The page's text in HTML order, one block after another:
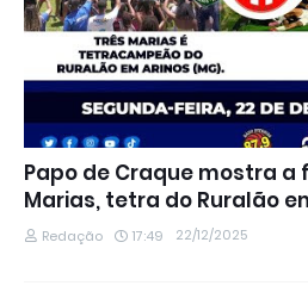
Papo de Craque mostra a
Marias, tetra do Ruralão
Redação 17:49 22/12/2025